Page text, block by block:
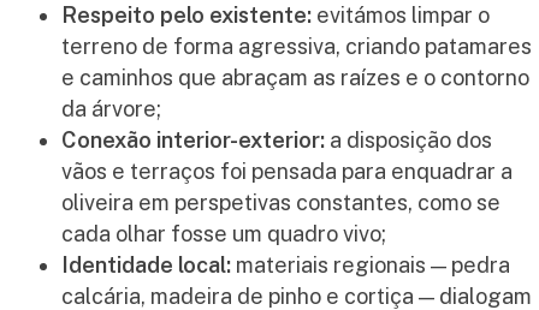
Respeito pelo existente: evitámos limpar o
terreno de forma agressiva, criando patamares
e caminhos que abraçam as raízes e o contorno
da árvore;
Conexão interior-exterior: a disposição dos
vãos e terraços foi pensada para enquadrar a
oliveira em perspetivas constantes, como se
cada olhar fosse um quadro vivo;
Identidade local: materiais regionais — pedra
calcária, madeira de pinho e cortiça — dialogam